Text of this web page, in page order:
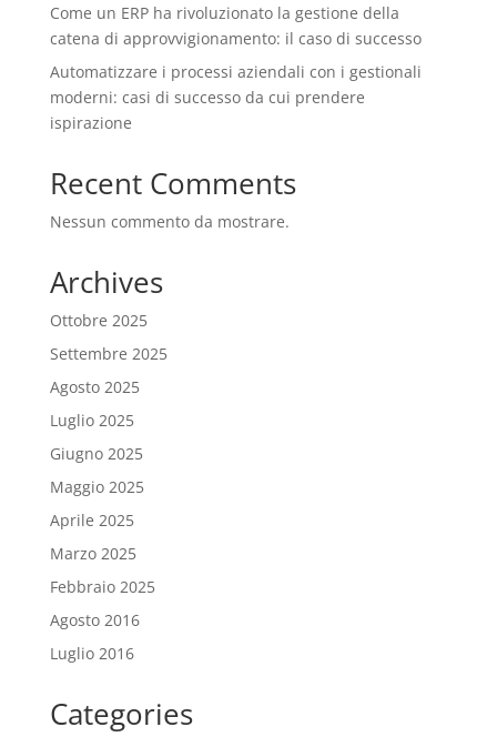
Come un ERP ha rivoluzionato la gestione della
catena di approvvigionamento: il caso di successo
Automatizzare i processi aziendali con i gestionali
moderni: casi di successo da cui prendere
ispirazione
Recent Comments
Nessun commento da mostrare.
Archives
Ottobre 2025
Settembre 2025
Agosto 2025
Luglio 2025
Giugno 2025
Maggio 2025
Aprile 2025
Marzo 2025
Febbraio 2025
Agosto 2016
Luglio 2016
Categories